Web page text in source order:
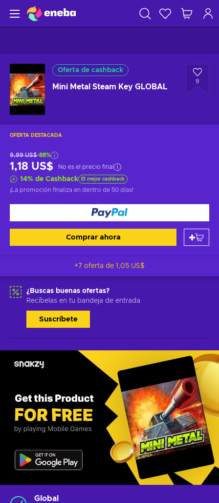
Oferta de cashback
Mini Metal Steam Key GLOBAL
9
OFERTA DESTACADA
9,99 US$-88%
1,18 US$ No es el precio final
14% de Cashback El mejor cashback
¡La promoción finaliza en dentro de 50 días!
Comprar ahora
+7 oferta de 1,05 US$
¿Buscas buenas ofertas?
Recíbelas en tu bandeja de entrada
Suscríbete
Global